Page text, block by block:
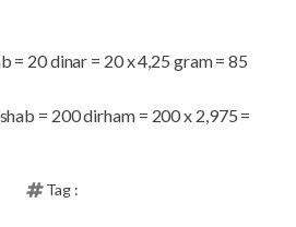
= 20 dinar = 20 x 4,25 gram = 85
= 200 dirham = 200 x 2,975 =
Tag :